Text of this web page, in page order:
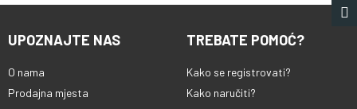
UPOZNAJTE NAS
O nama
Prodajna mjesta
TREBATE POMOĆ?
Kako se registrovati?
Kako naručiti?